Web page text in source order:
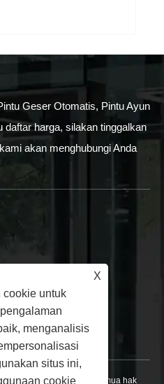
Geser Otomatis, Pintu Ayun
harga, silakan tinggalkan
akan menghubungi Anda
Kantor, China
Door Co., Ltd. Semua hak
X
cookie untuk
menganalisis
situs ini,
cookie